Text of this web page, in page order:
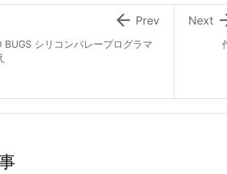
Next
BUGS シリコンバレープログラマ
 Prev